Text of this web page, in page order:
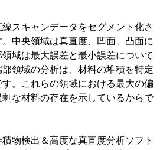
スキャンデータをセグメント化さ
中央領域は真直度、凹面、凸面に
域は最大誤差と最小誤差について
領域の分析は、材料の堆積を特定
。これらの領域における最大の偏
な材料の存在を示しているからで
物検出＆高度な真直度分析ソフト